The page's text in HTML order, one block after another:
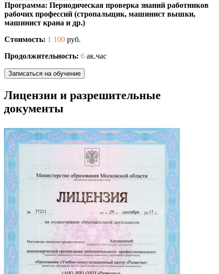
Программа: Периодическая проверка знаний работников
рабочих профессий (стропальщик, машинист вышки,
машинист крана и др.)
Стоимость: 1 100 руб.
Продолжительность: 6 ак.час
Записаться на обучение
Лицензии и разрешительные
документы